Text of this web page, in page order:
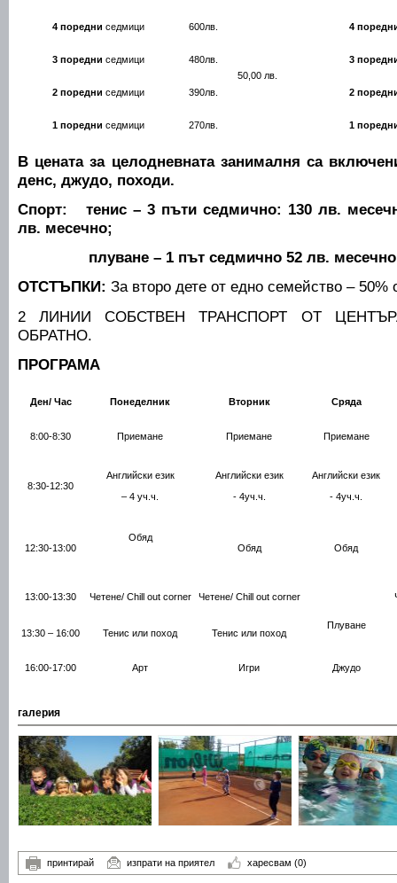
4 поредни седмици 600лв.
50,00 лв.
4
3 поредни седмици 480лв. 3
2 поредни седмици 390лв. 2
1 поредни седмици 270лв. 1
В цената за целодневната занималня са
денс, джудо, походи.
Спорт: тенис – 3 пъти седмично: 130 лв.
лв. месечно;
плуване – 1 път седмично 52 лв. месечно
ОТСТЪПКИ: За второ дете от едно семейство – 50%
2 ЛИНИИ СОБСТВЕН ТРАНСПОРТ ОТ
ОБРАТНО.
ПРОГРАМА
Ден/ Час Понеделник Вторник Сряда
8:00-8:30 Приемане Приемане Приемане
8:30-12:30
Английски език
– 4 уч.ч.
Английски език
- 4уч.ч.
Английски език
- 4уч.ч.
12:30-13:00
Обяд
Обяд
Обяд
13:00-13:30 Четене/ Chill out corner Четене/ Chill out corner
Плуване
13:30 – 16:00 Тенис или поход Тенис или поход
16:00-17:00 Арт Игри Джудо
галерия
принтирай изпрати на приятел харесвам (0)